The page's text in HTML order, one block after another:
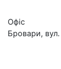
Офіс
Бровари,